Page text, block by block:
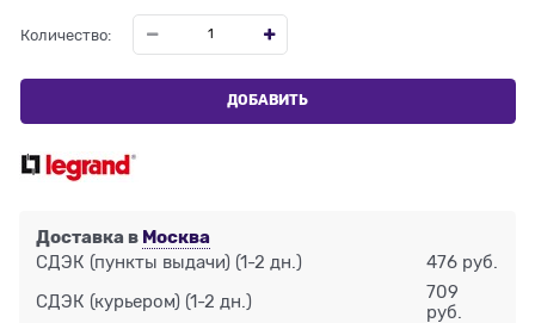
Количество:
ДОБАВИТЬ
Доставка в Москва
СДЭК (пункты выдачи) (1-2 дн.) 476 руб.
СДЭК (курьером) (1-2 дн.)
709
руб.